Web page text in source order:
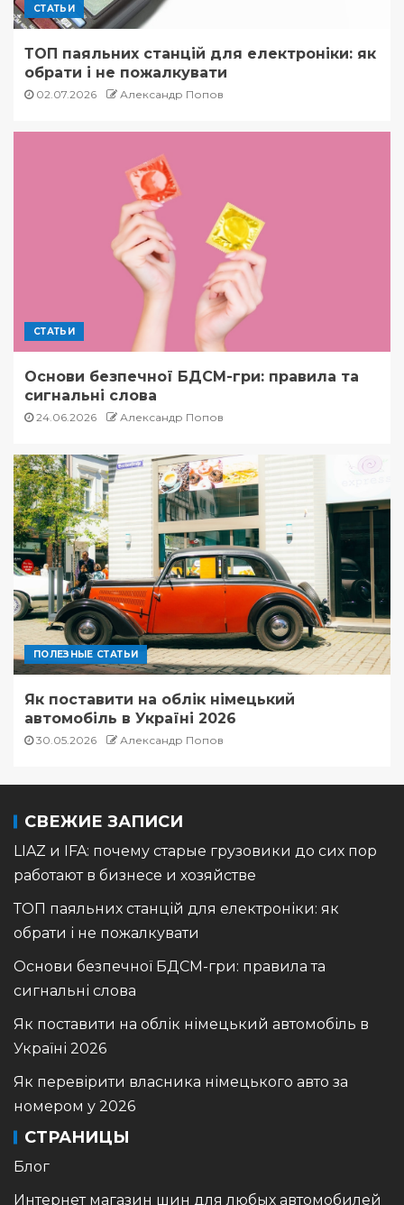
СТАТЬИ
ТОП паяльних станцій для електроніки: як
обрати і не пожалкувати
02.07.2026 Александр Попов
СТАТЬИ
Основи безпечної БДСМ-гри: правила та
сигнальні слова
24.06.2026 Александр Попов
ПОЛЕЗНЫЕ СТАТЬИ
Як поставити на облік німецький
автомобіль в Україні 2026
30.05.2026 Александр Попов
СВЕЖИЕ ЗАПИСИ
LIAZ и IFA: почему старые грузовики до сих пор
работают в бизнесе и хозяйстве
ТОП паяльних станцій для електроніки: як
обрати і не пожалкувати
Основи безпечної БДСМ-гри: правила та
сигнальні слова
Як поставити на облік німецький автомобіль в
Україні 2026
Як перевірити власника німецького авто за
номером у 2026
СТРАНИЦЫ
Блог
Интернет магазин шин для любых автомобилей